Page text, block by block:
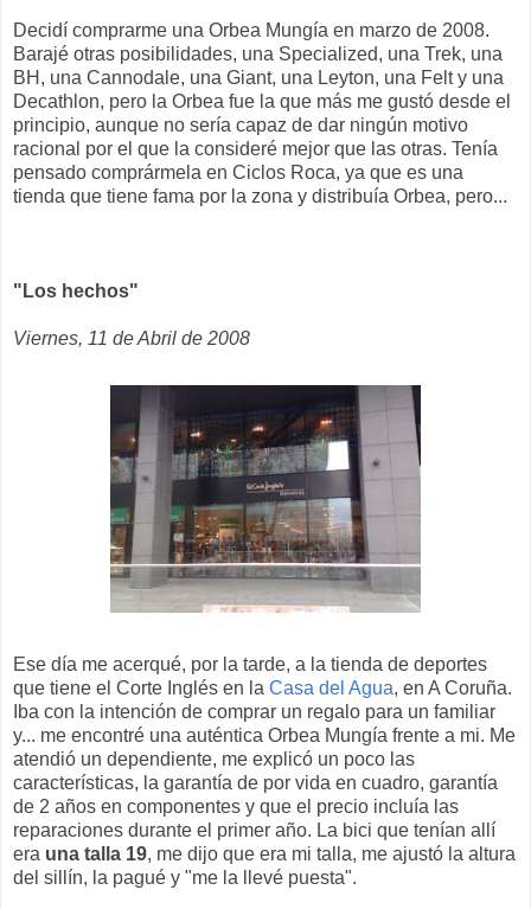
Decidí comprarme una Orbea Mungía en marzo de 2008.
Barajé otras posibilidades, una Specialized, una Trek, una
BH, una Cannodale, una Giant, una Leyton, una Felt y una
Decathlon, pero la Orbea fue la que más me gustó desde el
principio, aunque no sería capaz de dar ningún motivo
racional por el que la consideré mejor que las otras. Tenía
pensado comprármela en Ciclos Roca, ya que es una
tienda que tiene fama por la zona y distribuía Orbea, pero...
"Los hechos"
Viernes, 11 de Abril de 2008
Ese día me acerqué, por la tarde, a la tienda de deportes
que tiene el Corte Inglés en la Casa del Agua, en A Coruña.
Iba con la intención de comprar un regalo para un familiar
y... me encontré una auténtica Orbea Mungía frente a mi. Me
atendió un dependiente, me explicó un poco las
características, la garantía de por vida en cuadro, garantía
de 2 años en componentes y que el precio incluía las
reparaciones durante el primer año. La bici que tenían allí
era una talla 19, me dijo que era mi talla, me ajustó la altura
del sillín, la pagué y "me la llevé puesta".